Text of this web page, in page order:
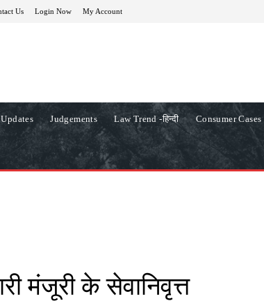
Us Login Now My Account
Judgements Law Trend -हिन्दी Consumer Cases
मंजूरी के सेवानिवृत्त